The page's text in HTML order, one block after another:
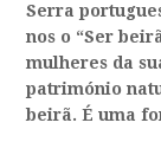
Serra
nos o “Ser
mulheres da
património
beirã. É uma